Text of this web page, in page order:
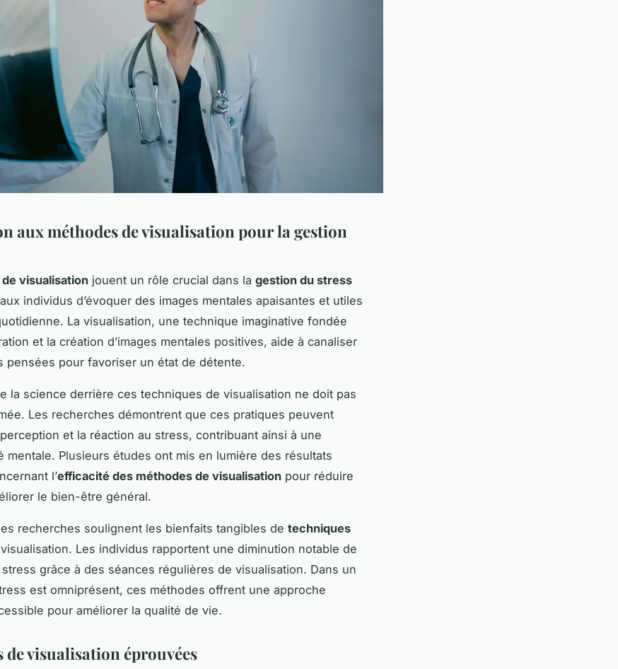
aux méthodes de visualisation pour la gestion
visualisation jouent un rôle crucial dans la gestion du stress
individus d’évoquer des images mentales apaisantes et utiles
La visualisation, une technique imaginative fondée
et la création d’images mentales positives, aide à canaliser
pensées pour favoriser un état de détente.
la science derrière ces techniques de visualisation ne doit pas
Les recherches démontrent que ces pratiques peuvent
et la réaction au stress, contribuant ainsi à une
mentale. Plusieurs études ont mis en lumière des résultats
l’efficacité des méthodes de visualisation pour réduire
le bien-être général.
recherches soulignent les bienfaits tangibles de techniques
Les individus rapportent une diminution notable de
grâce à des séances régulières de visualisation. Dans un
est omniprésent, ces méthodes offrent une approche
pour améliorer la qualité de vie.
de visualisation éprouvées